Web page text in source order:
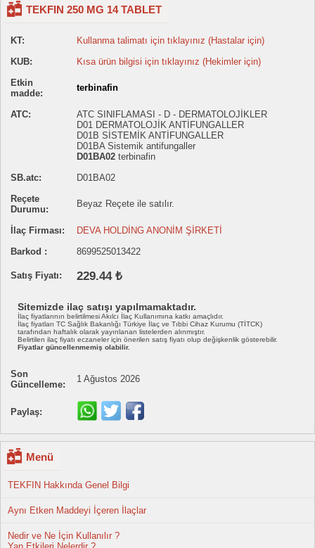
TEKFIN 250 MG 14 TABLET
KT:
Kullanma talimatı için tıklayınız (Hastalar için)
KUB:
Kısa ürün bilgisi için tıklayınız (Hekimler için)
Etkin
madde:
terbinafin
ATC:
ATC SINIFLAMASI - D - DERMATOLOJİKLER
D01 DERMATOLOJİK ANTİFUNGALLER
D01B SİSTEMİK ANTİFUNGALLER
D01BA Sistemik antifungaller
D01BA02 terbinafin
SB.atc:
D01BA02
Reçete
Durumu:
Beyaz Reçete ile satılır.
İlaç Firması:
DEVA HOLDİNG ANONİM ŞİRKETİ
Barkod :
8699525013422
Satış Fiyatı: 229.44 ₺
Sitemizde ilaç satışı yapılmamaktadır.
İlaç fiyatlarının belirtilmesi Akılcı İlaç Kullanımına katkı amaçlıdır.
İlaç fiyatları TC Sağlık Bakanlığı Türkiye İlaç ve Tıbbi Cihaz Kurumu (TİTCK)
tarafından haftalık olarak yayınlanan listelerden alınmıştır.
Belirtilen ilaç fiyatı eczaneler için önerilen satış fiyatı olup değişkenlik gösterebilir.
Fiyatlar güncellenmemiş olabilir.
Son
Güncelleme:
1 Ağustos 2026
Paylaş:
Menü
TEKFIN Hakkında Genel Bilgi
Aynı Etken Maddeyi İçeren İlaçlar
Nedir ve Ne İçin Kullanılır ?